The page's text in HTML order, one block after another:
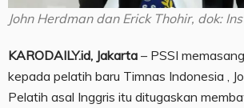
John Herdman dan Erick Thohir, dok:
KARODAILY.id, Jakarta – PSSI
kepada pelatih baru Timnas Indonesia ,
Pelatih asal Inggris itu ditugaskan